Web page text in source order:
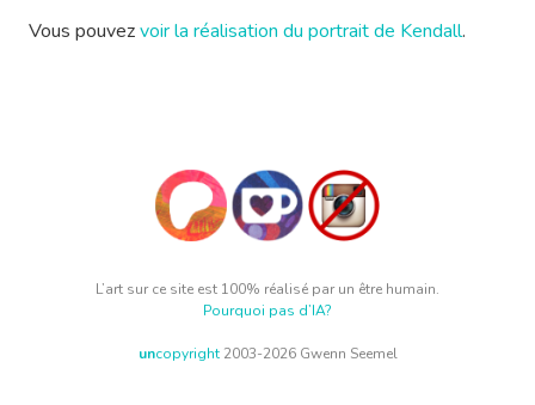
Vous pouvezvoir la réalisation du portrait de Kendall.
L’art sur ce site est 100% réalisé par un être humain.
Pourquoi pas d’IA?
uncopyright2003-2026 Gwenn Seemel